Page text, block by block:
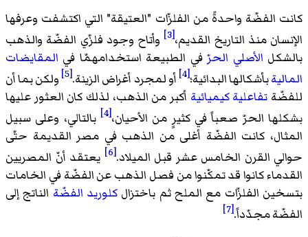
كانت الفضّة واحدةً من الفلزّات "العتيقة" التي اكتشفت وعرفها
الإنسان منذ التاريخ القديم،[3]
وأتاح وجود فلزّي الفضّة والذهب
بالشكل الأصلي الحرّفي الطبيعة استخدامهمّا في المقايضات
الماليةبأشكالها البدائية؛[4] أو لمجرد أغراض الزينة.[5]
ولكن بما أن
للفضّة تفاعلية كيميائية أكبر من الذهب، لذلك كان العثور عليها
بشكلها الحرّ صعباً في كثيرٍ من الأحيان،[4]
بالتالي، وعلى سبيل
المثال، كانت الفضّة أغلى من الذهب في مصر القديمة حتّى
حوالي القرن الخامس عشر قبل الميلاد.[6]
يعتقد أنّ المصريين
القدماء كانوا قد تمكّنوا من فصل الذهب عن الفضّة في الخامات
بتسخين الفلزّات مع الملح ثم باختزال كلوريد الفضّة الناتج إلى
الفضّة مجدّداً.[7]